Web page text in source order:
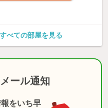
べての部屋を見る
ール通知
をいち早